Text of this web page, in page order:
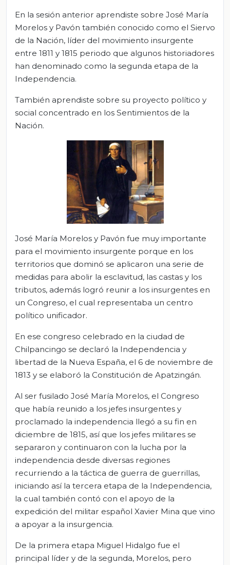
En la sesión anterior aprendiste sobre José María
Morelos y Pavón también conocido como el Siervo
de la Nación, líder del movimiento insurgente
entre 1811 y 1815 periodo que algunos historiadores
han denominado como la segunda etapa de la
Independencia.
También aprendiste sobre su proyecto político y
social concentrado en los Sentimientos de la
Nación.
José María Morelos y Pavón fue muy importante
para el movimiento insurgente porque en los
territorios que dominó se aplicaron una serie de
medidas para abolir la esclavitud, las castas y los
tributos, además logró reunir a los insurgentes en
un Congreso, el cual representaba un centro
político unificador.
En ese congreso celebrado en la ciudad de
Chilpancingo se declaró la Independencia y
libertad de la Nueva España, el 6 de noviembre de
1813 y se elaboró la Constitución de Apatzingán.
Al ser fusilado José María Morelos, el Congreso
que había reunido a los jefes insurgentes y
proclamado la independencia llegó a su fin en
diciembre de 1815, así que los jefes militares se
separaron y continuaron con la lucha por la
independencia desde diversas regiones
recurriendo a la táctica de guerra de guerrillas,
iniciando así la tercera etapa de la Independencia,
la cual también contó con el apoyo de la
expedición del militar español Xavier Mina que vino
a apoyar a la insurgencia.
De la primera etapa Miguel Hidalgo fue el
principal líder y de la segunda, Morelos, pero